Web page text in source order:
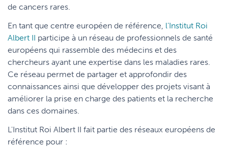
de cancers rares.
En tant que centre européen de référence, l’Institut Roi
Albert II participe à un réseau de professionnels de santé
européens qui rassemble des médecins et des
chercheurs ayant une expertise dans les maladies rares.
Ce réseau permet de partager et approfondir des
connaissances ainsi que développer des projets visant à
améliorer la prise en charge des patients et la recherche
dans ces domaines.
L'Institut Roi Albert II fait partie des réseaux européens de
référence pour :